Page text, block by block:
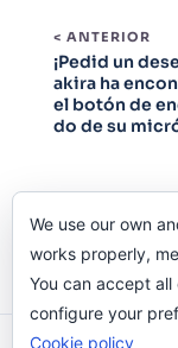
< ANTERIOR
¡Pedid un
akira ha
el botón de
do de su
We use our own
works properly,
You can accept
configure your
Cookie policy